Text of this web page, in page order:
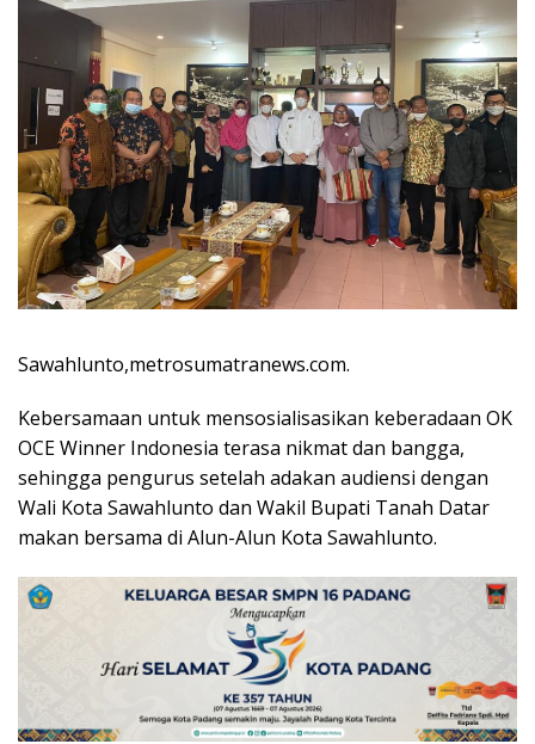
Sawahlunto,metrosumatranews.com.
Kebersamaan untuk mensosialisasikan keberadaan OK
OCE Winner Indonesia terasa nikmat dan bangga,
sehingga pengurus setelah adakan audiensi dengan
Wali Kota Sawahlunto dan Wakil Bupati Tanah Datar
makan bersama di Alun-Alun Kota Sawahlunto.